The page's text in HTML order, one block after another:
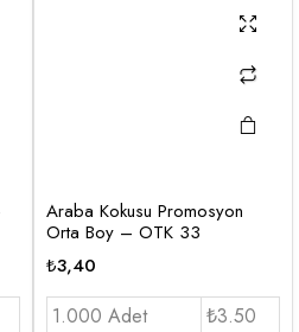
Araba Kokusu Promosyon
Orta Boy – OTK 33
₺3,40
1.000 Adet
₺3.50